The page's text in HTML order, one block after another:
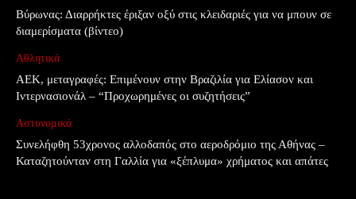
Βύρωνας: Διαρρήκτες έριξαν οξύ στις κλειδαριές για να μπουν σε
διαμερίσματα (βίντεο)
Αθλητικά
ΑΕΚ, μεταγραφές: Επιμένουν στην Βραζιλία για Ελίασον και
Ιντερνασιονάλ – “Προχωρημένες οι συζητήσεις”
Αστυνομικά
Συνελήφθη 53χρονος αλλοδαπός στο αεροδρόμιο της Αθήνας –
Καταζητούνταν στη Γαλλία για «ξέπλυμα» χρήματος και απάτες